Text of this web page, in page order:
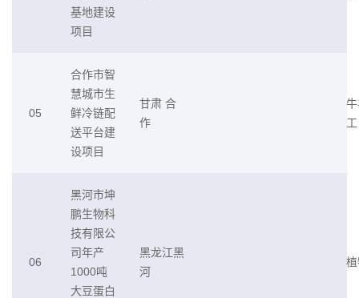
基地建设
项目
05
合作市智
慧城市生
鲜冷链配
送平台建
设项目
甘肃 合
作
工
06
黑河市坤
鹏生物科
技有限公
司年产
1000吨
大豆蛋白
黑龙江黑
河